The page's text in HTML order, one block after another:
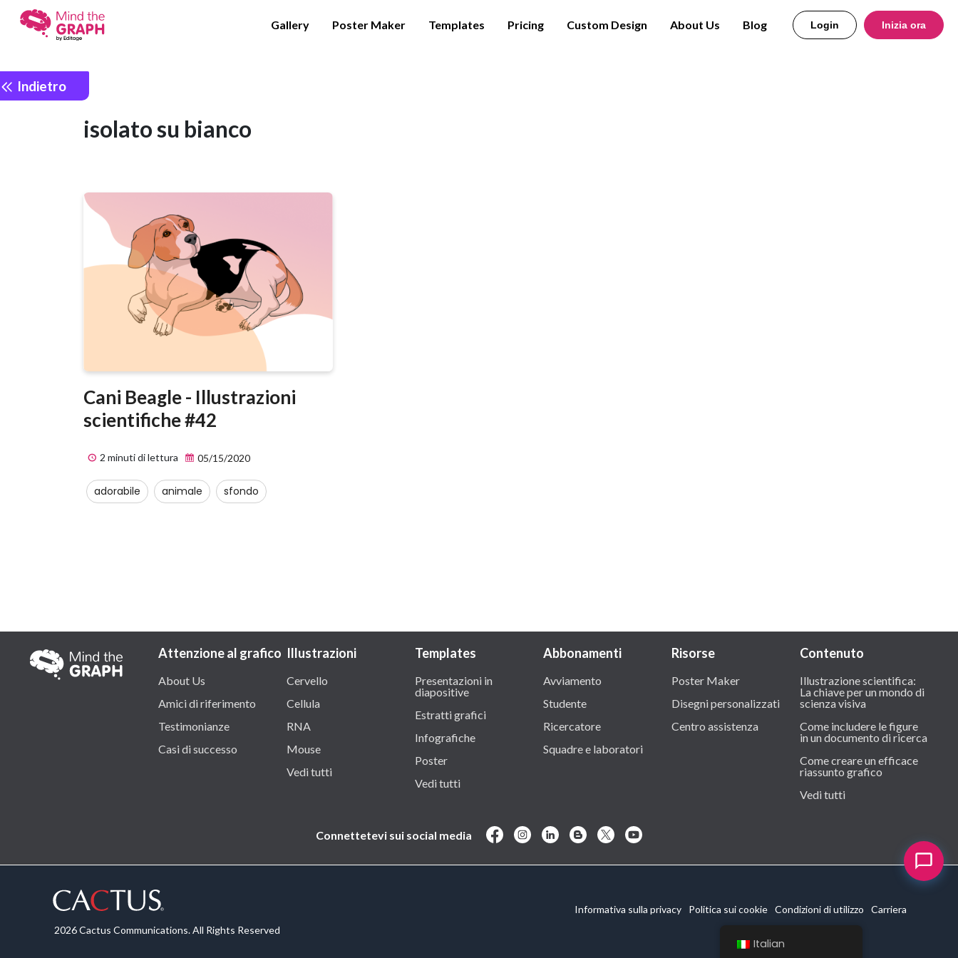
Gallery Poster Maker Templates Pricing Custom Design About Us Blog Login Inizia ora
Indietro
isolato su bianco
Cani Beagle - Illustrazioni
scientifiche #42
2 minuti di lettura 05/15/2020
adorabile animale sfondo
Attenzione al grafico
About Us
Amici di riferimento
Testimonianze
Casi di successo
Illustrazioni
Cervello
Cellula
RNA
Mouse
Vedi tutti
Templates
Presentazioni in
diapositive
Estratti grafici
Infografiche
Poster
Vedi tutti
Abbonamenti
Avviamento
Studente
Ricercatore
Squadre e laboratori
Risorse
Poster Maker
Disegni personalizzati
Centro assistenza
Contenuto
Illustrazione scientifica:
La chiave per un mondo di
scienza visiva
Come includere le figure
in un documento di ricerca
Come creare un efficace
riassunto grafico
Vedi tutti
Connettetevi sui social media
2026 Cactus Communications. All Rights Reserved
Informativa sulla privacy Politica sui cookie Condizioni di utilizzo Carriera
Italian